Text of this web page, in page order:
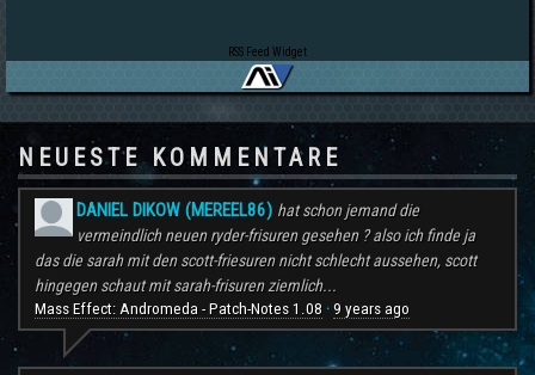
RSS Feed Widget
NEUESTE KOMMENTARE
DANIEL DIKOW (MEREEL86) hat schon jemand die
vermeindlich neuen ryder-frisuren gesehen ? also ich finde ja
das die sarah mit den scott-friesuren nicht schlecht aussehen, scott
hingegen schaut mit sarah-frisuren ziemlich...
Mass Effect: Andromeda - Patch-Notes 1.08 · 9 years ago